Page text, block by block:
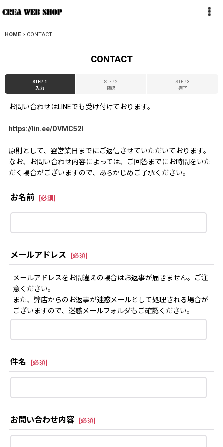
HOME > CONTACT
CONTACT
STEP 1
入力
STEP 2
確認
STEP 3
完了
お問い合わせはLINEでも受け付けております。
https://lin.ee/OVMC52l
原則として、翌営業日までにご返信させていただいております。
なお、お問い合わせ内容によっては、ご回答までにお時間をいた
だく場合がございますので、あらかじめご了承ください。
お名前 [必須]
メールアドレス [必須]
メールアドレスをお間違えの場合はお返事が届きません。ご注
意ください。
また、弊店からのお返事が迷惑メールとして処理される場合が
ございますので、迷惑メールフォルダもご確認ください。
件名 [必須]
お問い合わせ内容 [必須]